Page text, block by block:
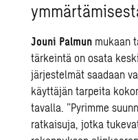
Jouni Palmun mukaan
tärkeintä on osata
järjestelmät saadaan
käyttäjän tarpeita
tavalla. ”Pyrimme
ratkaisuja, jotka